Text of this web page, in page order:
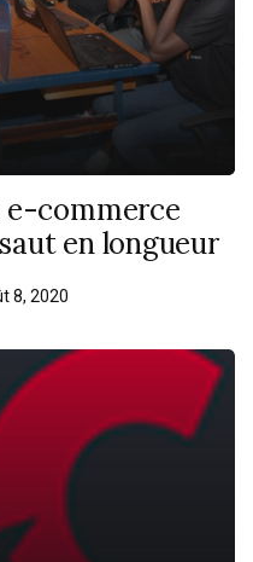
e-commerce
en longueur
8, 2020